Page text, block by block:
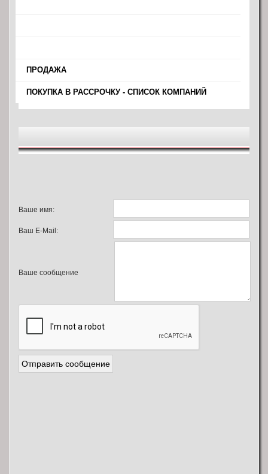
ПРОДАЖА
ПОКУПКА В РАССРОЧКУ - СПИСОК КОМПАНИЙ
Ваше имя:
Ваш E-Mail:
Ваше сообщение